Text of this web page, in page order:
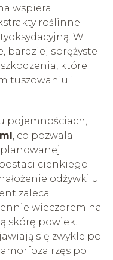
wspiera
roślinne
W
bardziej sprężyste
które
tuszowaniu i
pojemnościach,
, co pozwala
cienkiego
odżywki u
zaleca
wieczorem na
skórę powiek.
się zwykle po
rzęs po